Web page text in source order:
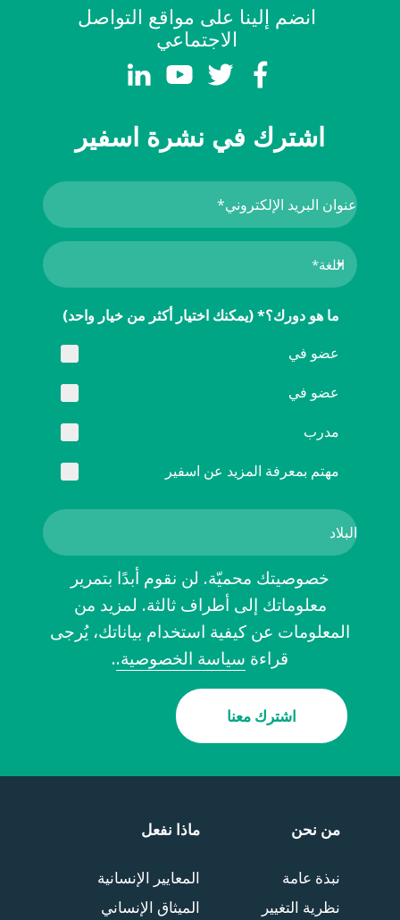
انضم إلينا على مواقع التواصل
الاجتماعي
اشترك في نشرة اسفير
ما هو دورك؟* (يمكنك اختيار أكثر من خيار واحد)
عضو في
عضو في
مدرب
مهتم بمعرفة المزيد عن اسفير
خصوصيتك محميّة. لن نقوم أبدًا بتمرير
معلوماتك إلى أطراف ثالثة. لمزيد من
المعلومات عن كيفية استخدام بياناتك، يُرجى
قراءة سياسة الخصوصية..
اشترك معنا
من نحن
نبذة عامة
نظرية التغيير
ماذا نفعل
المعايير الإنسانية
الميثاق الإنساني